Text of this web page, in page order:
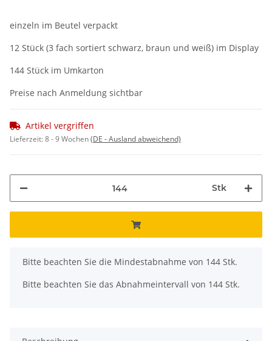
einzeln im Beutel verpackt
12 Stück (3 fach sortiert schwarz, braun und weiß) im Display
144 Stück im Umkarton
Preise nach Anmeldung sichtbar
Artikel vergriffen
Lieferzeit:8 - 9 Wochen(DE - Ausland abweichend)
Stk
x
Bitte beachten Sie die Mindestabnahme von 144 Stk.
Bitte beachten Sie das Abnahmeintervall von 144 Stk.